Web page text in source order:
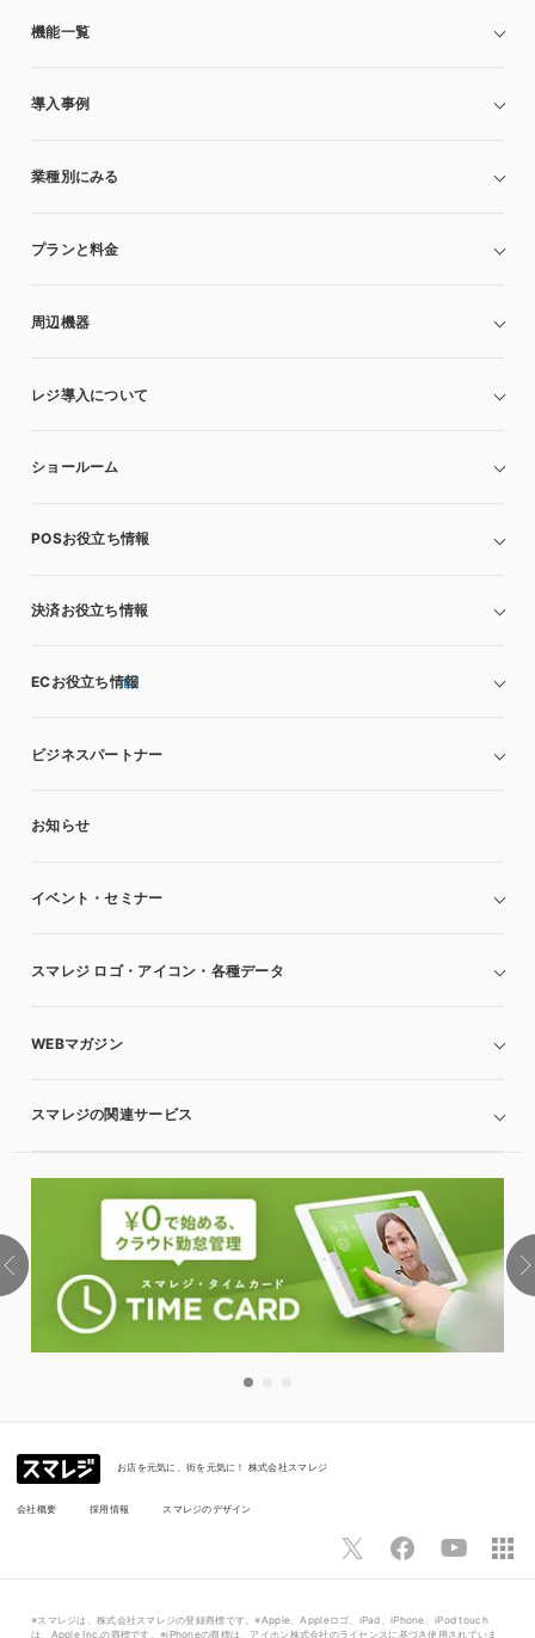
機能一覧
導入事例
業種別にみる
プランと料金
周辺機器
レジ導入について
ショールーム
POSお役立ち情報
決済お役立ち情報
ECお役立ち情報
ビジネスパートナー
お知らせ
イベント・セミナー
スマレジ ロゴ・アイコン・各種データ
WEBマガジン
スマレジの関連サービス
お店を元気に、街を元気に！ 株式会社スマレジ
会社概要 採用情報 スマレジのデザイン
※スマレジは、株式会社スマレジの登録商標です。※Apple、Appleロゴ、iPad、iPhone、iPod touch
は、Apple Inc.の商標です。※iPhoneの商標は、アイホン株式会社のライセンスに基づき使用されていま